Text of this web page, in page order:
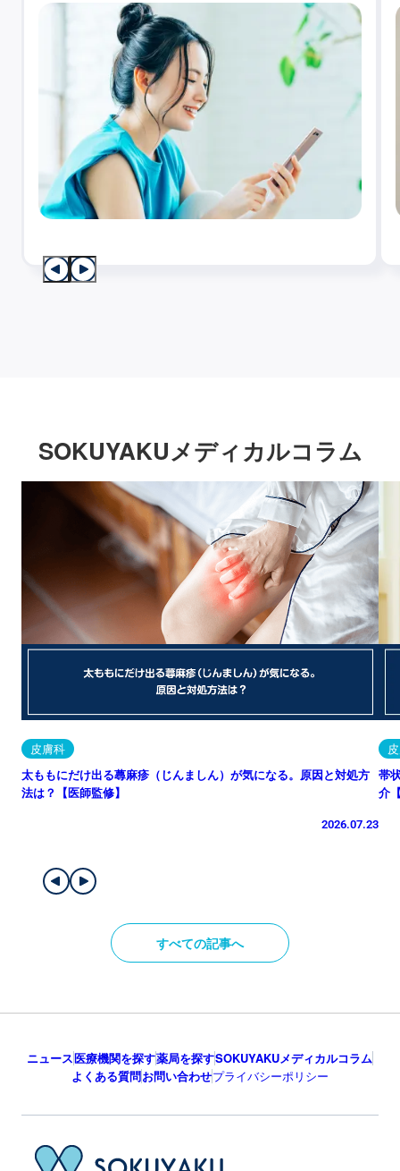
SOKUYAKUメディカルコラム
皮膚科
太ももにだけ出る蕁麻疹（じんましん）が気になる。原因と対処方
法は？【医師監修】
2026.07.23
帯
介
すべての記事へ
ニュース医療機関を探す薬局を探すSOKUYAKUメディカルコラム
よくある質問お問い合わせプライバシーポリシー